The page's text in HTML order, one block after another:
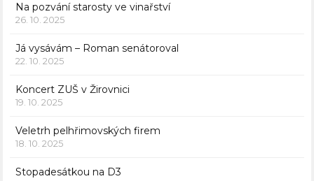
Na pozvání starosty ve vinařství
26. 10. 2025
Já vysávám – Roman senátoroval
22. 10. 2025
Koncert ZUŠ v Žirovnici
19. 10. 2025
Veletrh pelhřimovských firem
18. 10. 2025
Stopadesátkou na D3